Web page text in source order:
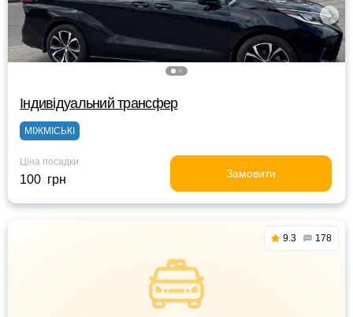
Індивідуальний трансфер
МІЖМІСЬКІ
Ціна посадки
100 грн Замовити
9.3 178